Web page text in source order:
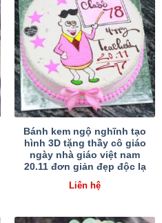
Bánh kem ngộ nghĩnh tạo
hình 3D tặng thầy cô giáo
ngày nhà giáo việt nam
20.11 đơn giản đẹp độc lạ
Liên hệ